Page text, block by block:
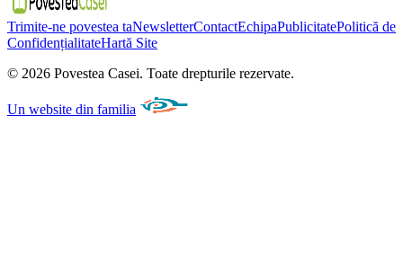
Trimite-ne povestea taNewsletterContactEchipaPublicitatePolitică de
ConfidențialitateHartă Site
© 2026 Povestea Casei. Toate drepturile rezervate.
Un website din familia